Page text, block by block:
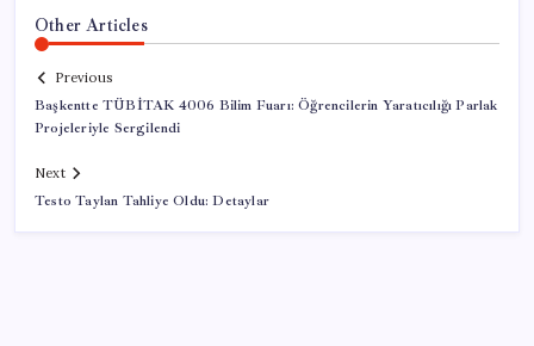
Other Articles
Previous
Başkentte TÜBİTAK 4006 Bilim Fuarı: Öğrencilerin Yaratıcılığı Parlak
Projeleriyle Sergilendi
Next
Testo Taylan Tahliye Oldu: Detaylar